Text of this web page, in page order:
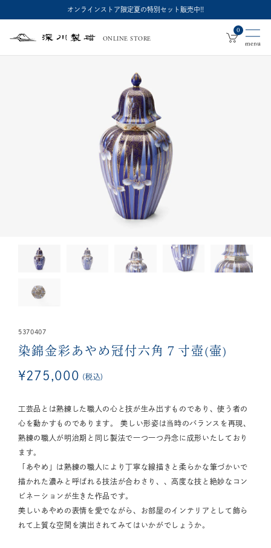
オンラインストア限定夏の特別セット販売中!!
深
ONLINE STORE
0
5370407
染錦金彩あやめ冠付六角７寸壺(壷)
¥ 275,000 税込
工芸品とは熟練した職人の心と技が生み出すものであり、使う者の
心を動かすものであります。 美しい形姿は当時のバランスを再現、
熟練の職人が明治期と同じ製法で一つ一つ丹念に成形いたしており
ます。
「あやめ」は熟練の職人により丁寧な線描きと柔らかな筆づかいで
描かれた濃みと呼ばれる技法が合わさり、、高度な技と絶妙なコン
ビネーションが生きた作品です。
美しいあやめの表情を愛でながら、お部屋のインテリアとして飾ら
れて上質な空間を演出されてみてはいかがでしょうか。